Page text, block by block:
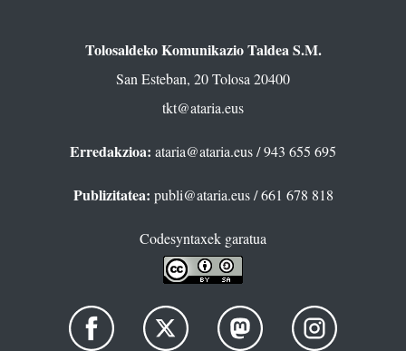
Tolosaldeko Komunikazio Taldea S.M.
San Esteban, 20 Tolosa 20400
tkt@ataria.eus
Erredakzioa: ataria@ataria.eus/ 943 655 695
Publizitatea: publi@ataria.eus/ 661 678 818
Codesyntaxek garatua